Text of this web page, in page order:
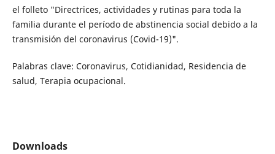
el folleto "Directrices, actividades y rutinas para toda la
familia durante el período de abstinencia social debido a la
transmisión del coronavirus (Covid-19)".
Palabras clave: Coronavirus, Cotidianidad, Residencia de
salud, Terapia ocupacional.
Downloads